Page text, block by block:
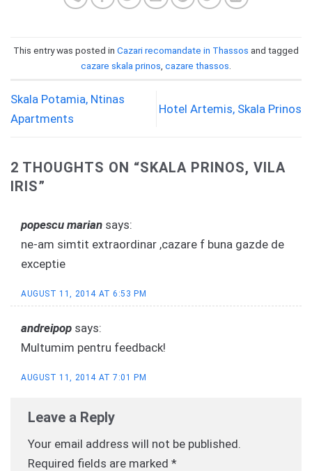
This entry was posted in Cazari recomandate in Thassos and tagged
cazare skala prinos cazare thassos
Skala Potamia, Ntinas
Apartments
Hotel Artemis, Skala Prinos
2 THOUGHTS ON “SKALA PRINOS, VILA
IRIS”
popescu marian says:
ne-am simtit extraordinar ,cazare f buna gazde de
exceptie
AUGUST 11, 2014 AT 6:53 PM
andreipop says:
Multumim pentru feedback!
AUGUST 11, 2014 AT 7:01 PM
Leave a Reply
Your email address will not be published.
Required fields are marked *